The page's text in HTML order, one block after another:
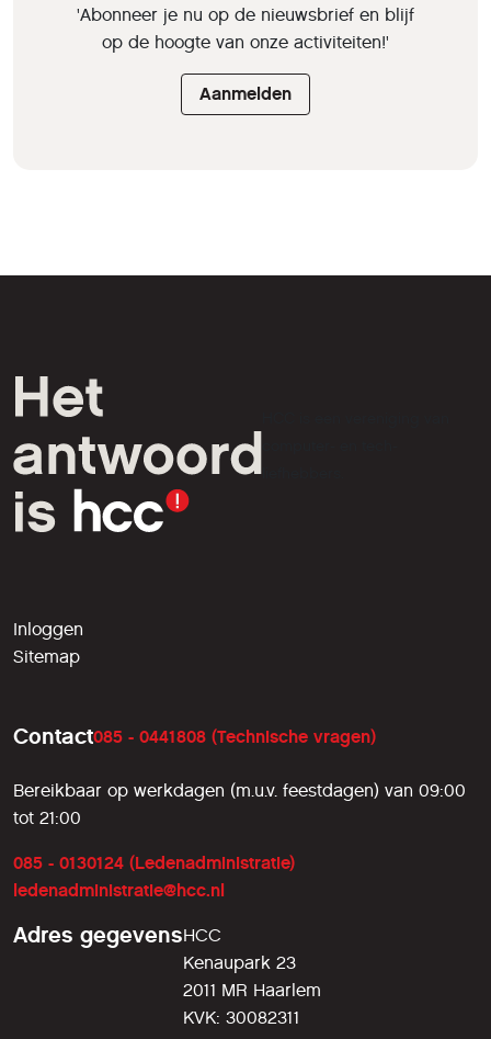
'Abonneer je nu op de nieuwsbrief en blijf
op de hoogte van onze activiteiten!'
Aanmelden
liefhebbers.
Inloggen
Sitemap
Contact085 - 0441808 (Technische vragen)
Bereikbaar op werkdagen (m.u.v. feestdagen) van 09:00
tot 21:00
085 - 0130124 (Ledenadministratie)
ledenadministratie@hcc.nl
Adres gegevensHCC
Kenaupark 23
2011 MR Haarlem
KVK: 30082311